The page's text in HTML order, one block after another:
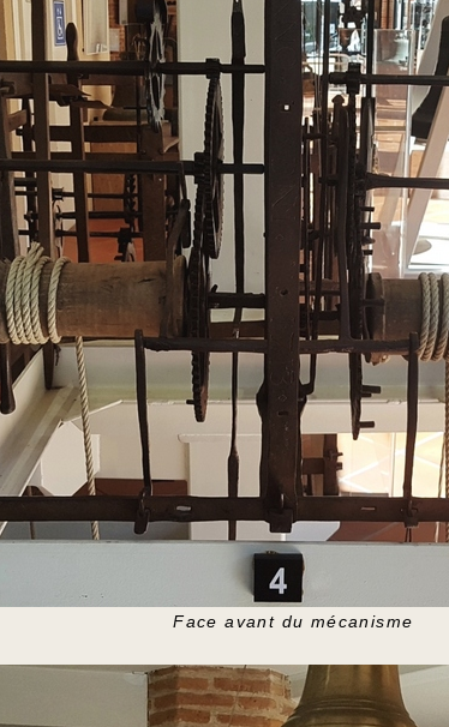
Face avant du mécanisme